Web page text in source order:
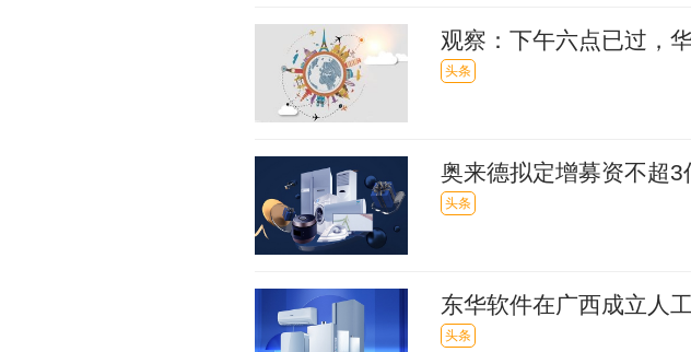
观察：下午六点已过，
浩公开道歉，罗永浩也未
头条
奥来德拟定增募资不超3
头条
东华软件在广西成立人
报
头条